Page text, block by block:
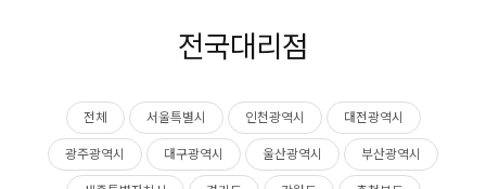
전국대리점
전체 서울특별시 인천광역시 대전광역시
광주광역시 대구광역시 울산광역시 부산광역시